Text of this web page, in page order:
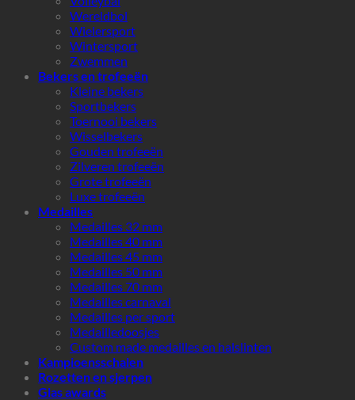
Wereldbol
Wielersport
Wintersport
Zwemmen
Bekers en trofeeën
Kleine bekers
Sportbekers
Toernooi bekers
Wisselbekers
Gouden trofeeën
Zilveren trofeeën
Grote trofeeën
Luxe trofeeën
Medailles
Medailles 32 mm
Medailles 40 mm
Medailles 45 mm
Medailles 50 mm
Medailles 70 mm
Medailles carnaval
Medailles per sport
Medailledoosjes
Custom made medailles en halslinten
Kampioensschalen
Rozetten en sjerpen
Glas awards